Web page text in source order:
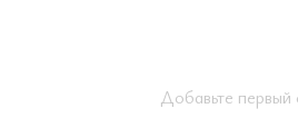
Добавьте первый